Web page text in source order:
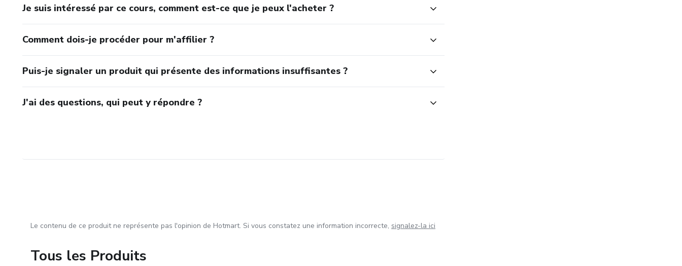
Je suis intéressé par ce cours, comment est-ce que je peux l'acheter ?
Comment dois-je procéder pour m'affilier ?
Puis-je signaler un produit qui présente des informations insuffisantes ?
J'ai des questions, qui peut y répondre ?
Le contenu de ce produit ne représente pas l'opinion de Hotmart. Si vous constatez une information incorrecte, signalez-la ici
Tous les Produits